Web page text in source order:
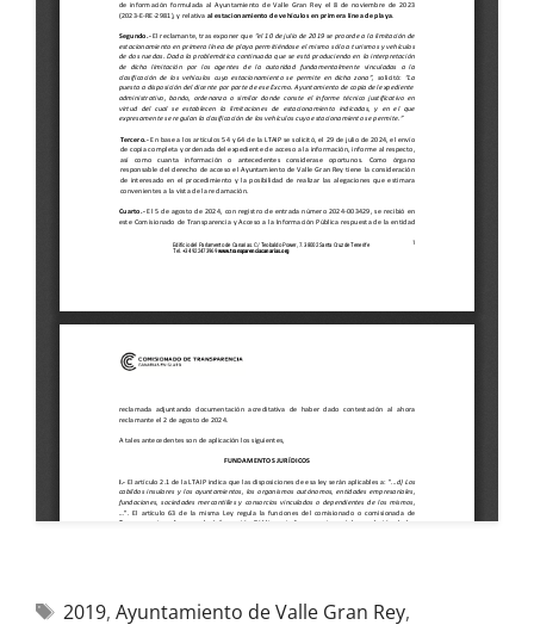
2019, Ayuntamiento de Valle Gran Rey,